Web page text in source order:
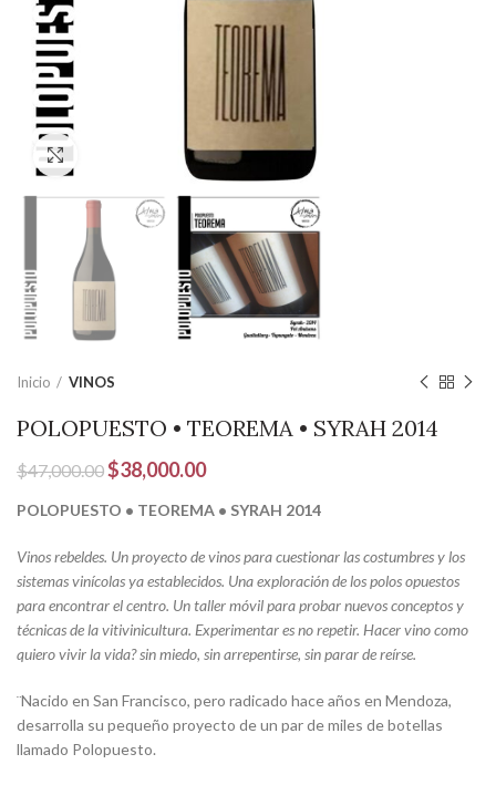
Clic para ampliar
Inicio VINOS
POLOPUESTO • TEOREMA • SYRAH 2014
$47,000.00 El
original
$47,000.00.
$38,000.00El
actual
$38,000.00.
POLOPUESTO • TEOREMA • SYRAH 2014
Vinos rebeldes. Un proyecto de vinos para cuestionar las costumbres y los
sistemas vinícolas ya establecidos. Una exploración de los polos opuestos
para encontrar el centro. Un taller móvil para probar nuevos conceptos y
técnicas de la vitivinicultura. Experimentar es no repetir. Hacer vino como
quiero vivir la vida? sin miedo, sin arrepentirse, sin parar de reírse.
¨Nacido en San Francisco, pero radicado hace años en Mendoza,
desarrolla su pequeño proyecto de un par de miles de botellas
llamado Polopuesto.